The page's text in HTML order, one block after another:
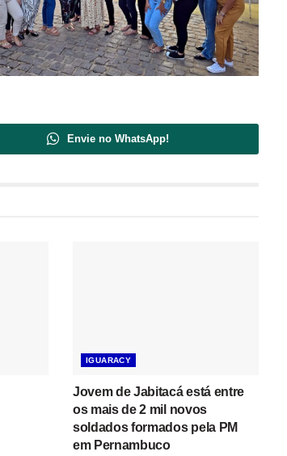
Envie no WhatsApp!
IGUARACY
Jovem de Jabitacá está entre
os mais de 2 mil novos
soldados formados pela PM
em Pernambuco